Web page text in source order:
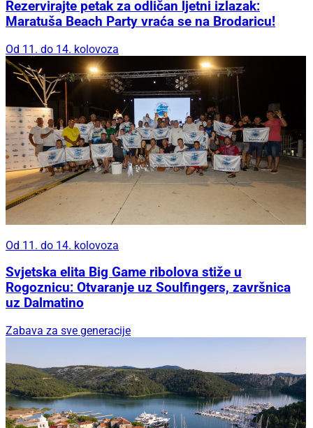
Rezervirajte petak za odličan ljetni izlazak:
Maratuša Beach Party vraća se na Brodaricu!
Od 11. do 14. kolovoza
Od 11. do 14. kolovoza
Svjetska elita Big Game ribolova stiže u
Rogoznicu: Otvaranje uz Soulfingers, završnica
uz Dalmatino
Zabava za sve generacije